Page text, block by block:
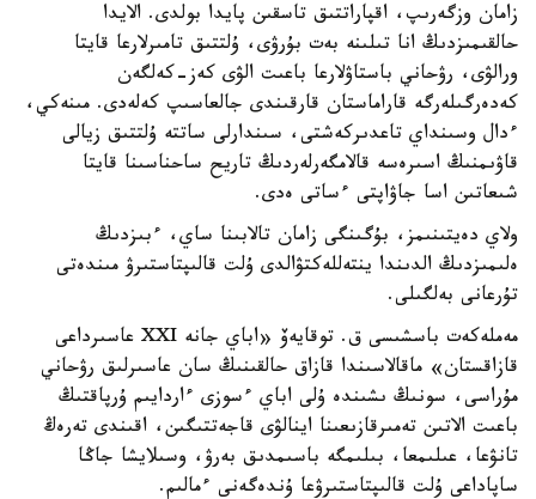
زامان وزگەرىپ، اقپاراتتىق تاسقىن پايدا بولدى. الايدا
حالقىمىزدىڭ انا تىلىنە بەت بۇرۋى، ۇلتتىق تامىرلارعا قايتا
ورالۋى، رۋحاني باستاۋلارعا باعىت الۋى كەز-كەلگەن
كەدەرگىلەرگە قاراماستان قارقىندى جالعاسىپ كەلەدى. مىنەكي،
ءدال وسىنداي تاعدىركەشتى، سىندارلى ساتتە ۇلتتىق زيالى
قاۋىمنىڭ اسىرەسە قالامگەرلەردىڭ تاريح ساحناسىنا قايتا
شىعاتىن اسا جاۋاپتى ءساتى ەدى.
ولاي دەيتىنىمز، بۇگىنگى زامان تالابىنا ساي، ءبىزدىڭ
ەلىمىزدىڭ الدىندا ينتەللەكتۋالدى ۇلت قالىپتاستىرۋ مىندەتى
تۇرعانى بەلگىلى.
مەملەكەت باسشىسى ق. توقايەۆ «اباي جانە XXI عاسىرداعى
قازاقستان» ماقالاسىندا قازاق حالقىنىڭ سان عاسىرلىق رۋحاني
مۇراسى، سونىڭ ىشىندە ۇلى اباي ءسوزى ءاردايىم ۇرپاقتىڭ
باعىت الاتىن تەمىرقازىعىنا اينالۋى قاجەتتىگىن، اقىندى تەرەڭ
تانۋعا، عىلىمعا، بىلىمگە باسىمدىق بەرۋ، وسىلايشا جاڭا
ساپاداعى ۇلت قالىپتاستىرۋعا ۇندەگەنى ءمالىم.